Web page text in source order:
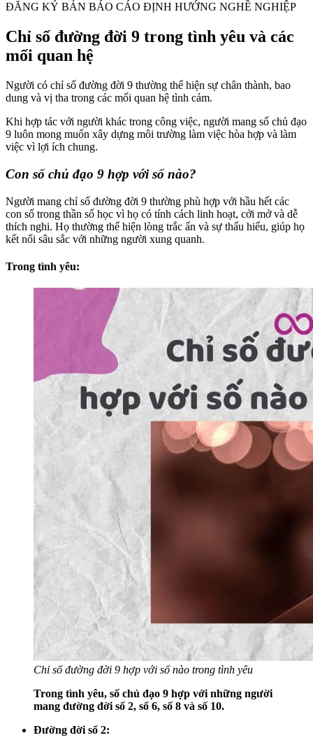
ĐĂNG KÝ BẢN BÁO CÁO ĐỊNH HƯỚNG NGHỀ NGHIỆP
Chỉ số đường đời 9 trong tình yêu và các
mối quan hệ
Người có chỉ số đường đời 9 thường thể hiện sự chân thành, bao
dung và vị tha trong các mối quan hệ tình cảm.
Khi hợp tác với người khác trong công việc, người mang số chủ đạo
9 luôn mong muốn xây dựng môi trường làm việc hòa hợp và làm
việc vì lợi ích chung.
Con số chủ đạo 9 hợp với số nào?
Người mang chỉ số đường đời 9 thường phù hợp với hầu hết các
con số trong thần số học vì họ có tính cách linh hoạt, cởi mở và dễ
thích nghi. Họ thường thể hiện lòng trắc ẩn và sự thấu hiểu, giúp họ
kết nối sâu sắc với những người xung quanh.
Trong tình yêu:
Chỉ số đường đời 9 hợp với số nào trong tình yêu
Trong tình yêu, số chủ đạo 9 hợp với những người
mang đường đời số 2, số 6, số 8 và số 10.
Đường đời số 2: